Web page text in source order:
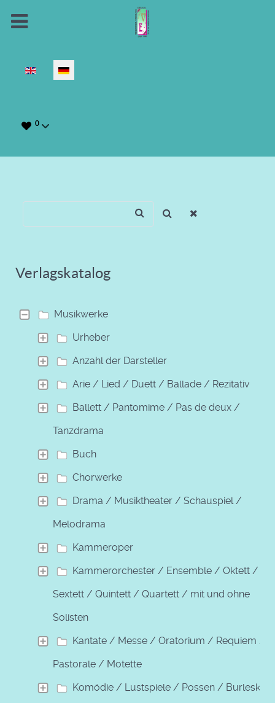
Sprache auswählen
0
Verlagskatalog
Musikwerke
Urheber
Anzahl der Darsteller
Arie / Lied / Duett / Ballade / Rezitativ
Ballett / Pantomime / Pas de deux /
Tanzdrama
Buch
Chorwerke
Drama / Musiktheater / Schauspiel /
Melodrama
Kammeroper
Kammerorchester / Ensemble / Oktett /
Sextett / Quintett / Quartett / mit und ohne
Solisten
Kantate / Messe / Oratorium / Requiem /
Pastorale / Motette
Komödie / Lustspiele / Possen / Burleske